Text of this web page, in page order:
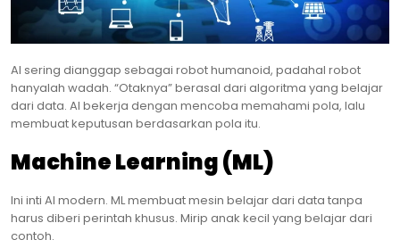
AI sering dianggap sebagai robot humanoid, padahal robot
hanyalah wadah. “Otaknya” berasal dari algoritma yang belajar
dari data. AI bekerja dengan mencoba memahami pola, lalu
membuat keputusan berdasarkan pola itu.
Machine Learning (ML)
Ini inti AI modern. ML membuat mesin belajar dari data tanpa
harus diberi perintah khusus. Mirip anak kecil yang belajar dari
contoh.